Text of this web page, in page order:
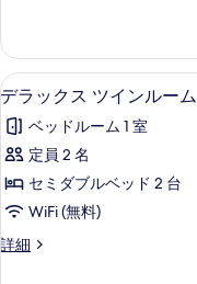
真
を
表
示
す
る
ル
ー
ム
の
す
べ
て
の
ス
ダ
ブ
ル
ー
の
詳
デ
ラ
ッ
ク
ス
イ
14
デラックス ツインルーム
ベッドルーム 1 室
定員 2 名
セミダブルベッド 2 台
WiFi (無料)
詳細
デ